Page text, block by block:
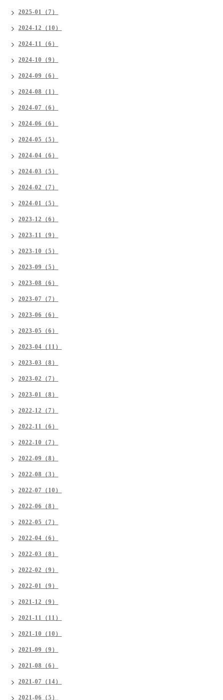
2025-01（7）
2024-12（10）
2024-11（6）
2024-10（9）
2024-09（6）
2024-08（1）
2024-07（6）
2024-06（6）
2024-05（5）
2024-04（6）
2024-03（5）
2024-02（7）
2024-01（5）
2023-12（6）
2023-11（9）
2023-10（5）
2023-09（5）
2023-08（6）
2023-07（7）
2023-06（6）
2023-05（6）
2023-04（11）
2023-03（8）
2023-02（7）
2023-01（8）
2022-12（7）
2022-11（6）
2022-10（7）
2022-09（8）
2022-08（3）
2022-07（10）
2022-06（8）
2022-05（7）
2022-04（6）
2022-03（8）
2022-02（9）
2022-01（9）
2021-12（9）
2021-11（11）
2021-10（10）
2021-09（9）
2021-08（6）
2021-07（14）
2021-06（5）